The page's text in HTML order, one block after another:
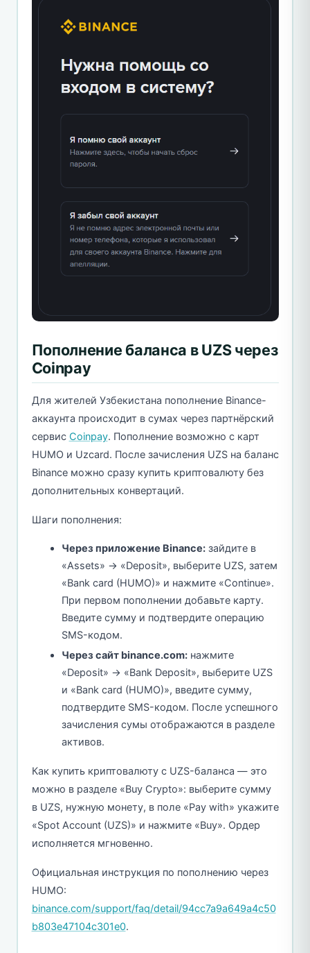
Пополнение баланса в UZS через
Coinpay
Для жителей Узбекистана пополнение Binance-
аккаунта происходит в сумах через партнёрский
сервис Coinpay. Пополнение возможно с карт
HUMO и Uzcard. После зачисления UZS на баланс
Binance можно сразу купить криптовалюту без
дополнительных конвертаций.
Шаги пополнения:
Через приложение Binance: зайдите в
«Assets» → «Deposit», выберите UZS, затем
«Bank card (HUMO)» и нажмите «Continue».
При первом пополнении добавьте карту.
Введите сумму и подтвердите операцию
SMS-кодом.
Через сайт binance.com: нажмите
«Deposit» → «Bank Deposit», выберите UZS
и «Bank card (HUMO)», введите сумму,
подтвердите SMS-кодом. После успешного
зачисления сумы отображаются в разделе
активов.
Как купить криптовалюту с UZS-баланса — это
можно в разделе «Buy Crypto»: выберите сумму
в UZS, нужную монету, в поле «Pay with» укажите
«Spot Account (UZS)» и нажмите «Buy». Ордер
исполняется мгновенно.
Официальная инструкция по пополнению через
HUMO:
binance.com/support/faq/detail/94cc7a9a649a4c50
b803e47104c301e0.